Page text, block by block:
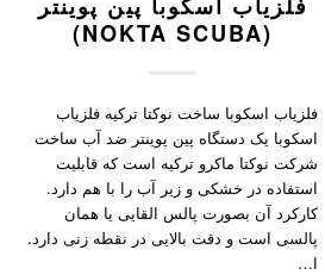
(NOKTA SCUBA)
فلزیاب اسکوبا ساخت نوکتا ترکیه فلزیاب
اسکوبا یک دستگاه پین پوینتر ضد آب ساخت
شرکت نوکتا ماکرو ترکیه است که قابلیت
استفاده در خشکی و زیر آب را با هم دارد.
کارکرد آن بصورت پالس القایی یا همان
پالسی است و دقت بالایی در نقطه زنی دارد.
ا…